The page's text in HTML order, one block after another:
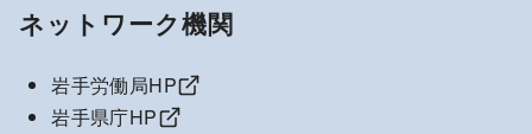
ネットワーク機関
岩手労働局HP
岩手県庁HP